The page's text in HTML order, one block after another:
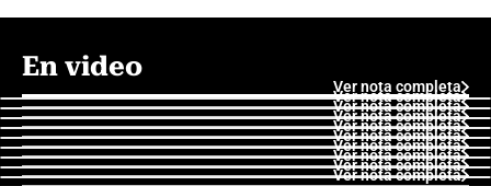
En video
Ver nota completa
Ver nota completa
Ver nota completa
Ver nota completa
Ver nota completa
Ver nota completa
Ver nota completa
Ver nota completa
Ver nota completa
Ver nota completa